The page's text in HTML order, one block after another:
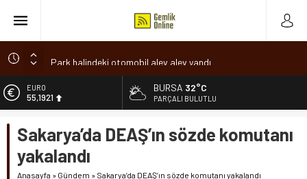
Park halindeki otomobil alev alev yandı
Osmangazi’de baharın müjdesi ‘Hıdırellez’ coşkuyla kutlandı
7 aylık hamileyken evden çıktı, sırra kadem bastı
Romanya’da Hıdırellez Coşkusu
ALTIN
6.659,09
13.779,39
DOLAR
47,7155
BURSA 32°C
PARÇALI BULUTLU
Sakarya’da DEAŞ’ın sözde komutanı
yakalandı
Anasayfa » Gündem » Sakarya’da DEAŞ’ın sözde komutanı yakalandı